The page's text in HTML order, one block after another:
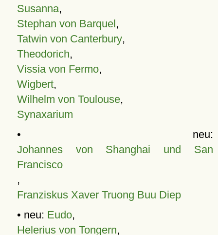
Susanna,
Stephan von Barquel,
Tatwin von Canterbury,
Theodorich,
Vissia von Fermo,
Wigbert,
Wilhelm von Toulouse,
Synaxarium
• neu:
Johannes von Shanghai und San
Francisco
,
Franziskus Xaver Truong Buu Diep
• neu: Eudo,
Helerius von Tongern,